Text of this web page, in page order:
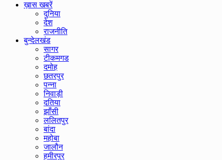
ख़ास खबरें
दुनिया
देश
राजनीति
बुन्देलखंड
सागर
टीकमगड
दमोह
छतरपुर
पन्ना
निवाड़ी
दतिया
झाँसी
ललितपुर
बांदा
महोबा
जालौन
हमीरपुर